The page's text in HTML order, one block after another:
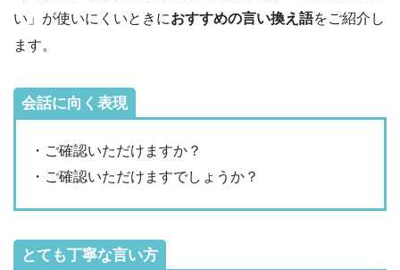
い」が使いにくいときにおすすめの言い換え語をご紹介し
ます。
会話に向く表現
・ご確認いただけますか？
・ご確認いただけますでしょうか？
とても丁寧な言い方